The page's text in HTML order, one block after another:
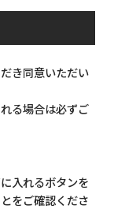
き同意いただい
る場合は必ずご
入れるボタンを
をご確認くださ